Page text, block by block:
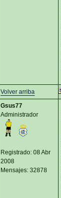
Volver arriba
Gsus77
Administrador
Registrado: 08 Abr
2008
Mensajes: 32878